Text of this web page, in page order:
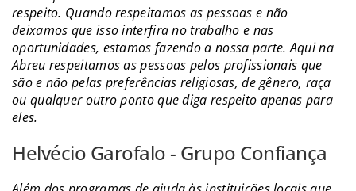
respeito. Quando respeitamos as pessoas e não
deixamos que isso interfira no trabalho e nas
oportunidades, estamos fazendo a nossa parte. Aqui na
Abreu respeitamos as pessoas pelos profissionais que
são e não pelas preferências religiosas, de gênero, raça
ou qualquer outro ponto que diga respeito apenas para
eles.
Helvécio Garofalo - Grupo Confiança